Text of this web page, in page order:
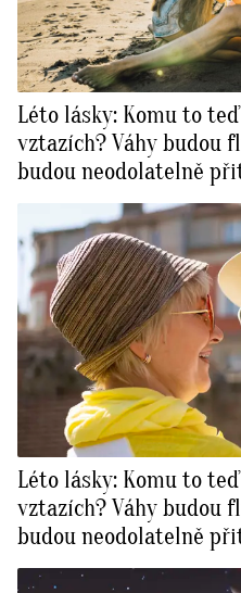
Léto lásky: Komu to
vztazích? Váhy budou
budou neodolatelně
Léto lásky: Komu to
vztazích? Váhy budou
budou neodolatelně